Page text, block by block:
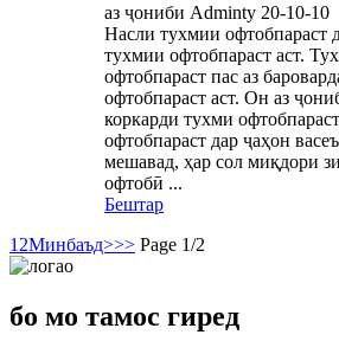
аз ҷониби Adminty 20-10-10
Насли тухмии офтобпараст
тухмии офтобпараст аст.
офтобпараст пас аз
офтобпараст аст. Он аз
коркарди тухми
офтобпараст дар ҷаҳон
мешавад, ҳар сол миқдори
офтобӣ ...
Бештар
1 2Минбаъд>>> Page 1/2
бо мо тамос гиред